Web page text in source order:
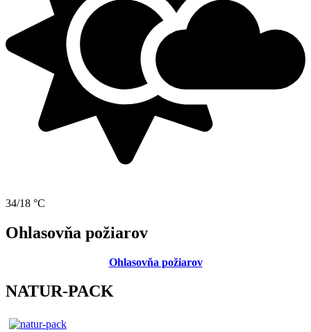
34/18 °C
Ohlasovňa požiarov
Ohlasovňa požiarov
NATUR-PACK